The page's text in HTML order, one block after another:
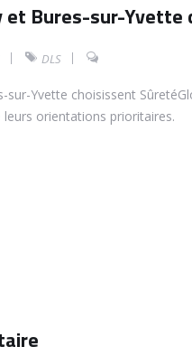
et Bures-sur-
DLS
sur-Yvette choisissent
orientations prioritaires.